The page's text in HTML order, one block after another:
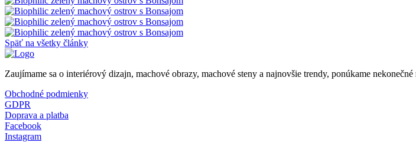
Späť na všetky články
Zaujímame sa o interiérový dizajn, machové obrazy, machové steny a najnovšie trendy, ponúkame
Obchodné podmienky
GDPR
Doprava a platba
Facebook
Instagram